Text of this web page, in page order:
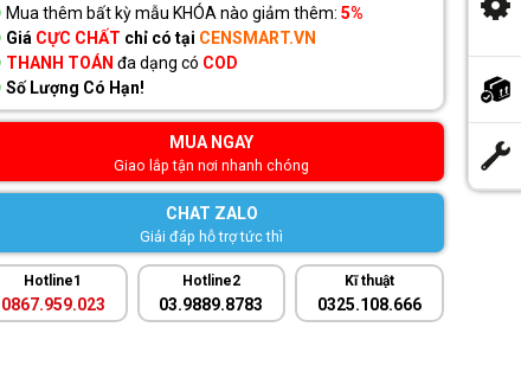
Mua thêm bất kỳ mẫu KHÓA nào giảm thêm: 5%
Giá CỰC CHẤT chỉ có tại CENSMART.VN
THANH TOÁN đa dạng có COD
Số Lượng Có Hạn!
MUA NGAY
Giao lắp tận nơi nhanh chóng
CHAT ZALO
Giải đáp hỗ trợ tức thì
Hotline1
0867.959.023
Hotline2
03.9889.8783
Kĩ thuật
0325.108.666